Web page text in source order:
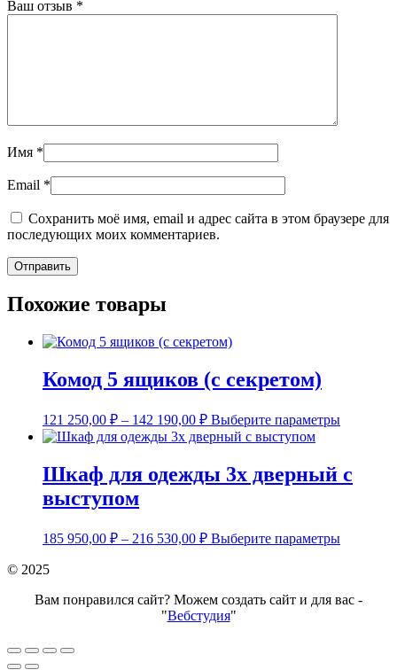
Ваш отзыв *
Имя *
Email *
Сохранить моё имя, email и адрес сайта в этом браузере для
последующих моих комментариев.
Похожие товары
Комод 5 ящиков (с секретом)
121 250,00 ₽ – 142 190,00 ₽ Выберите параметрыЭтот
на
Шкаф для одежды 3х дверный с
выступом
185 950,00 ₽ – 216 530,00 ₽ Выберите параметрыЭтот
© 2025
Вам понравился сайт? Можем создать сайт и для вас -
"Вебстудия"